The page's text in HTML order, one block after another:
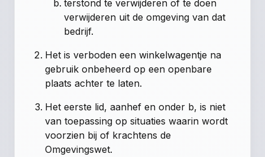
terstond te verwijderen of te doen
verwijderen uit de omgeving van dat
bedrijf.
Het is verboden een winkelwagentje na
gebruik onbeheerd op een openbare
plaats achter te laten.
Het eerste lid, aanhef en onder b, is niet
van toepassing op situaties waarin wordt
voorzien bij of krachtens de
Omgevingswet.